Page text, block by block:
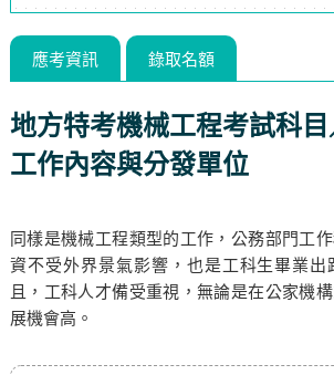
應考資訊 錄取名額
地方特考機械工程考試科
工作內容與分發單位
同樣是機械工程類型的工作，公務部門工
資不受外界景氣影響，也是工科生畢業出
且，工科人才備受重視，無論是在公家機
展機會高。